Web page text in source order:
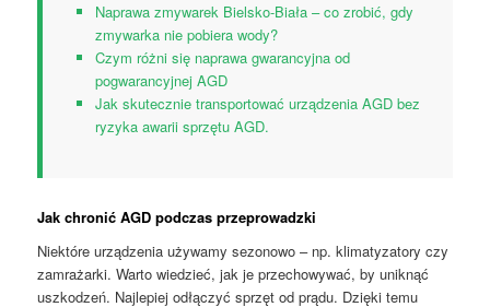
Naprawa zmywarek Bielsko-Biała – co zrobić, gdy
zmywarka nie pobiera wody?
Czym różni się naprawa gwarancyjna od
pogwarancyjnej AGD
Jak skutecznie transportować urządzenia AGD bez
ryzyka awarii sprzętu AGD.
Jak chronić AGD podczas przeprowadzki
Niektóre urządzenia używamy sezonowo – np. klimatyzatory czy
zamrażarki. Warto wiedzieć, jak je przechowywać, by uniknąć
uszkodzeń. Najlepiej odłączyć sprzęt od prądu. Dzięki temu